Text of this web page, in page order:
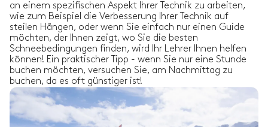
an einem spezifischen Aspekt Ihrer Technik zu arbeiten,
wie zum Beispiel die Verbesserung Ihrer Technik auf
steilen Hängen, oder wenn Sie einfach nur einen Guide
möchten, der Ihnen zeigt, wo Sie die besten
Schneebedingungen finden, wird Ihr Lehrer Ihnen helfen
können! Ein praktischer Tipp - wenn Sie nur eine Stunde
buchen möchten, versuchen Sie, am Nachmittag zu
buchen, da es oft günstiger ist!